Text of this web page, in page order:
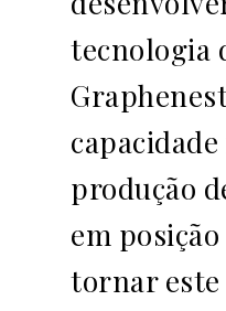
tecnologia
produção
em
tornar